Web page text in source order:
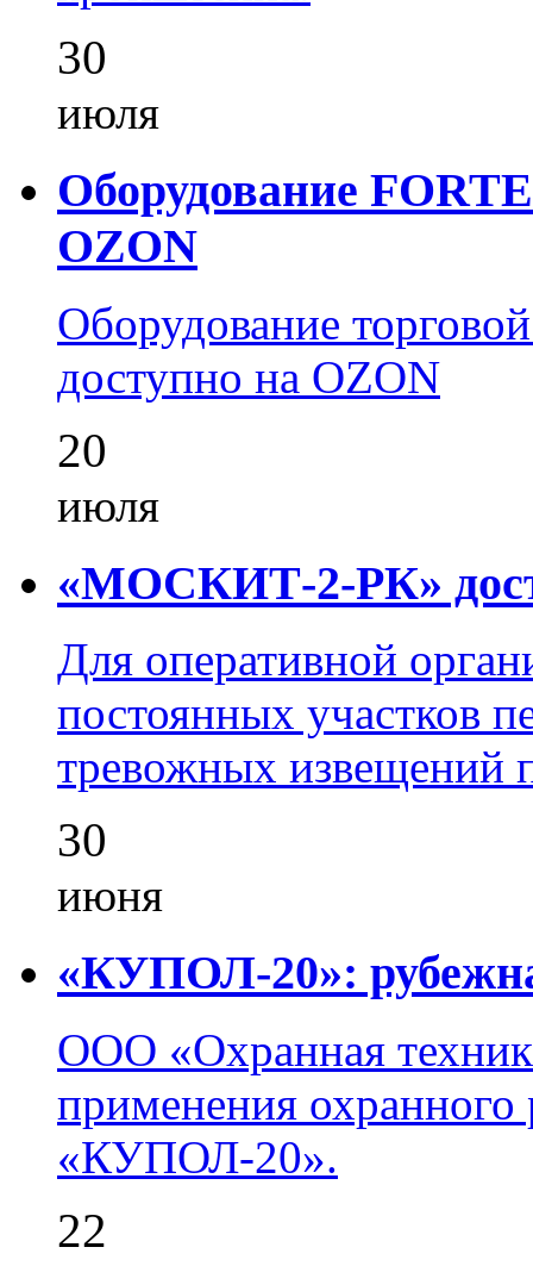
30
июля
Оборудование
OZON
Оборудование
доступно на OZON
20
июля
«МОСКИТ-2-РК»
Для оперативной
постоянных участков
тревожных извещений
30
июня
«КУПОЛ-20»:
ООО «Охранная
применения охранного
«КУПОЛ-20».
22